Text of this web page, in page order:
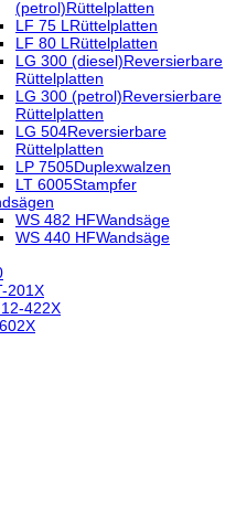
(petrol)Rüttelplatten
LF 75 LRüttelplatten
LF 80 LRüttelplatten
LG 300 (diesel)Reversierbare
Rüttelplatten
LG 300 (petrol)Reversierbare
Rüttelplatten
LG 504Reversierbare
Rüttelplatten
LP 7505Duplexwalzen
LT 6005Stampfer
WS 482 HFWandsäge
WS 440 HFWandsäge
201X
422X